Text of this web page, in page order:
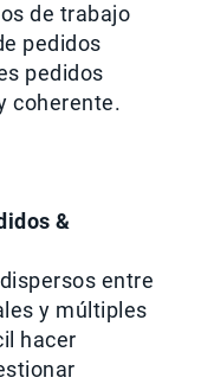
de trabajo
pedidos
pedidos
coherente.
&
entre
y múltiples
hacer